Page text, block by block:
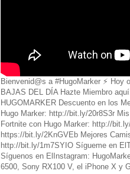
Bienvenid@s a #HugoMarker ⚡️
BAJAS DEL DÍA Hazte Miembro
HUGOMARKER Descuento en los
Hugo Marker: http://bit.ly/20r8S3r
Fortnite con Hugo Marker: http://
https://bit.ly/2KnGVEb Mejores
http://bit.ly/1m7SYIO Sígueme en
Síguenos en ElInstagram:
6500, Sony RX100 V, el iPhone X y